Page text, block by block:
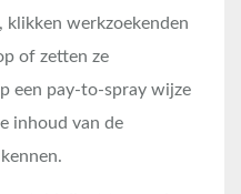
klikken werkzoekenden
of zetten ze
een pay-to-spray wijze
inhoud van de